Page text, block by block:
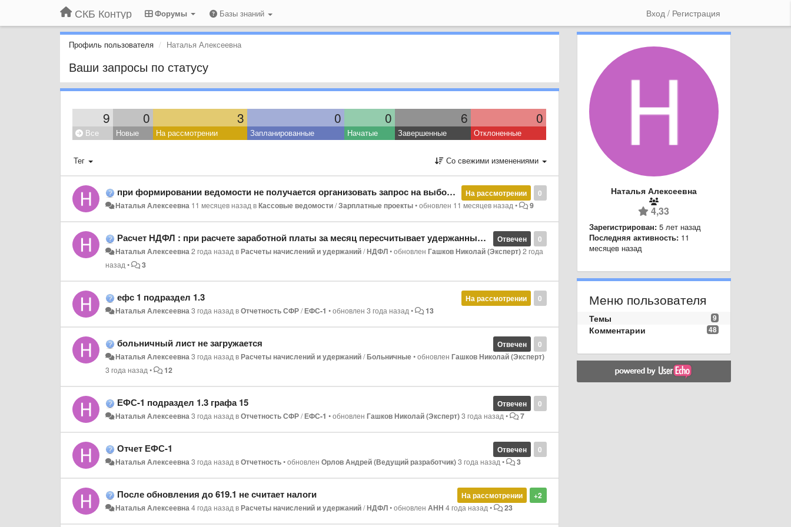
СКБ Контур Форумы Базы знаний Вход / Регистрация
Профиль пользователя Наталья Алексеевна
Ваши запросы по статусу
9 0 3 0 0 6 0
Все Новые На рассмотрении Запланированные Начатые Завершенные Отклоненные
Тег Со свежими изменениями
0
На рассмотрении
при формировании ведомости не получается организовать запрос на выбор банка
Наталья Алексеевна 11 месяцев назадвКассовые ведомости/Зарплатные проекты•обновлен 11 месяцев назад• 9
0
Отвечен
Расчет НДФЛ : при расчете заработной платы за месяц пересчитывает удержанный НДФЛ за 1 пол месяца
Наталья Алексеевна2 года назадвРасчеты начислений и удержаний/НДФЛ•обновленГашков Николай (Эксперт)2 года
назад• 3
0
На рассмотрении
ефс 1 подраздел 1.3
Наталья Алексеевна3 года назадвОтчетность СФР/ЕФС-1 •обновлен3 года назад• 13
0
Отвечен
больничный лист не загружается
Наталья Алексеевна3 года назадвРасчеты начислений и удержаний/Больничные•обновленГашков Николай (Эксперт)
3 года назад• 12
0
Отвечен
ЕФС-1 подраздел 1.3 графа 15
Наталья Алексеевна3 года назадвОтчетность СФР/ЕФС-1 •обновленГашков Николай (Эксперт)3 года назад• 7
0
Отвечен
Отчет ЕФС-1
Наталья Алексеевна3 года назадвОтчетность•обновленОрлов Андрей (Ведущий разработчик)3 года назад• 3
+2
На рассмотрении
После обновления до 619.1 не считает налоги
Наталья Алексеевна4 года назадвРасчеты начислений и удержаний/НДФЛ•обновленАНН 4 года назад• 23
Наталья Алексеевна
4,33
Зарегистрирован: 5 лет назад
Последняя активность: 11
месяцев назад
Меню пользователя
9
Темы
48
Комментарии